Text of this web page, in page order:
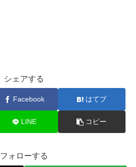
シェアする
Facebook はてブ
LINE コピー
フォローする